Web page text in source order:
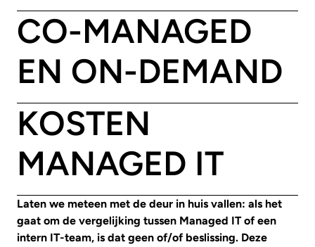
CO-MANAGED
EN ON-DEMAND
KOSTEN
MANAGED IT
Laten we meteen met de deur in huis vallen: als het
gaat om de vergelijking tussen Managed IT of een
intern IT-team, is dat geen of/of beslissing. Deze